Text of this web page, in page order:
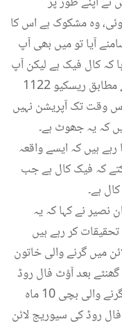
وہ مشکوک ہے اس کا
آیا تو میں بھی آپ
کہ کال فیک ہے لیکن آپ
کی طرح میں مشکوک ہوں۔ آڈیو میسج کے مطابق ریسکیو 1122
وقت تک آپریشن نہیں
کہ یہ جھوٹ ہے۔
ہیں کہ ایسے واقعہ
کہ فیک کال ہے جب
ہے۔
نصیر نے کہا کہ یہ
کر رہے ہیں
میں گرنے والی خاتون
کی لاش تقریبا 3 کلو میٹر دور واقعہ کے 6 گھنٹے بعد آؤٹ فال روڈ
سیوریج لائن سے ملی۔ سیوریج لائن میں گرنے والی بچی 10 ماہ
کوآؤٹ فال روڈ کی سیوریج لائن